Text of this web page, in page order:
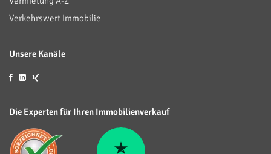
Verkehrswert Immobilie
Unsere Kanäle
Die Experten für Ihren Immobilienverkauf